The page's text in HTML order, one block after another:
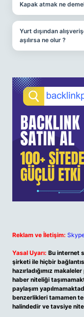
Kapak atmak ne
Yurt dışından
aşılırsa ne olur ?
Reklam ve İletişim:
Yasal Uyarı: Bu internet
şirketi ile hiçbir
hazırladığımız
haber niteliği
paylaşım
benzerlikleri tamamen
halindedir ve tavsiye